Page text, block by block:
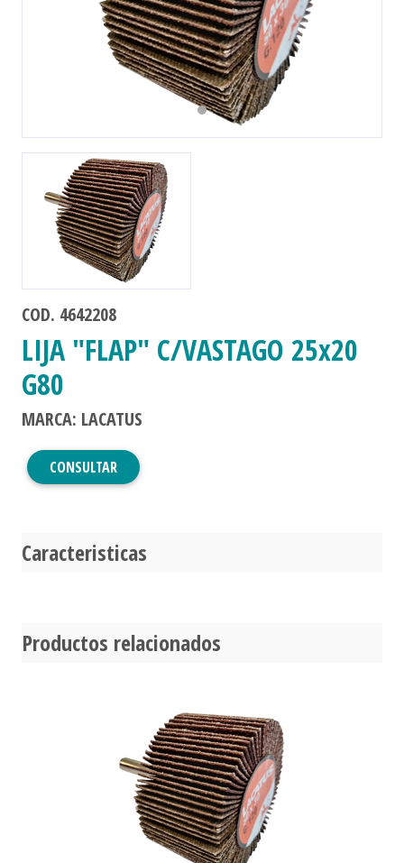
COD. 4642208
LIJA "FLAP" C/VASTAGO 25x20
G80
MARCA: LACATUS
CONSULTAR
Caracteristicas
Productos relacionados